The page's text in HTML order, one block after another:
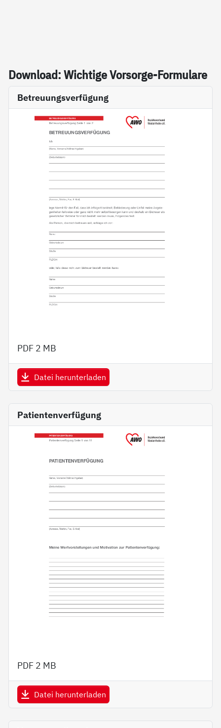
Down­load: Wich­ti­ge Vor­sor­ge-For­mu­la­re
Betreuungsverfügung
PDF 2 MB
Datei herunterladen
Patientenverfügung
PDF 2 MB
Datei herunterladen